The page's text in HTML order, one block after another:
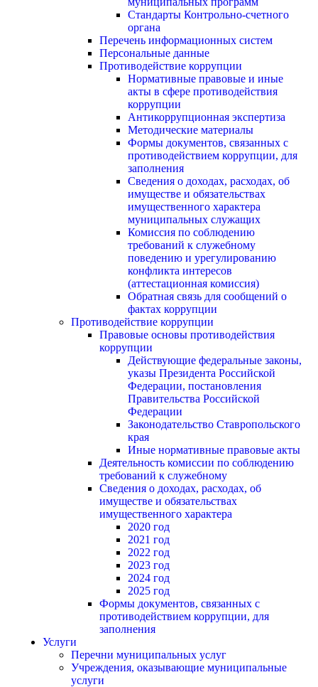
Стандарты Контрольно-счетного
органа
Перечень информационных систем
Персональные данные
Противодействие коррупции
Нормативные правовые и иные
акты в сфере противодействия
коррупции
Антикоррупционная экспертиза
Методические материалы
Формы документов, связанных с
противодействием коррупции, для
заполнения
Сведения о доходах, расходах, об
имуществе и обязательствах
имущественного характера
муниципальных служащих
Комиссия по соблюдению
требований к служебному
поведению и урегулированию
конфликта интересов
(аттестационная комиссия)
Обратная связь для сообщений о
фактах коррупции
Противодействие коррупции
Правовые основы противодействия
коррупции
Действующие федеральные законы,
указы Президента Российской
Федерации, постановления
Правительства Российской
Федерации
Законодательство Ставропольского
края
Иные нормативные правовые акты
Деятельность комиссии по соблюдению
требований к служебному
Сведения о доходах, расходах, об
имуществе и обязательствах
имущественного характера
2020 год
2021 год
2022 год
2023 год
2024 год
2025 год
Формы документов, связанных с
противодействием коррупции, для
заполнения
Услуги
Перечни муниципальных услуг
Учреждения, оказывающие муниципальные
услуги